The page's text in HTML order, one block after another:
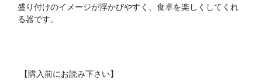
盛り付けのイメージが浮かびやすく、食卓を楽しくしてくれ
る器です。
【購入前にお読み下さい】